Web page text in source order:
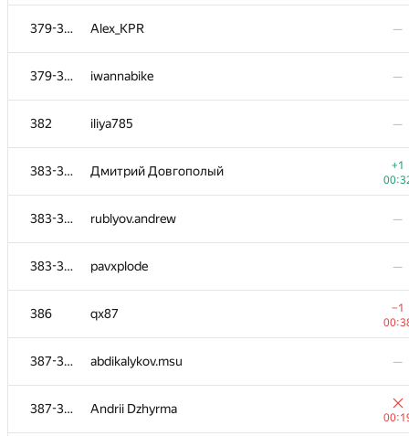
379-381 Alex_KPR —
379-381 iwannabike —
382 iliya785 —
383-385 Дмитрий Довгополый
+1
383-385 rublyov.andrew —
383-385 pavxplode —
386 qx87
−1
387-389 abdikalykov.msu —
387-389 Andrii Dzhyrma
ryuzmukhametov
BudAlNik
NikitaYakuntsev
iob.veritas —
ski3.mdn
szamaszow.igor
369 perevodchik88 —
Nailgun
pchel —